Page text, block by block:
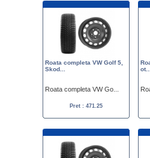
Roata completa VW Golf 5,
Skod...
Roata completa VW Go...
Pret : 471.25
ot...